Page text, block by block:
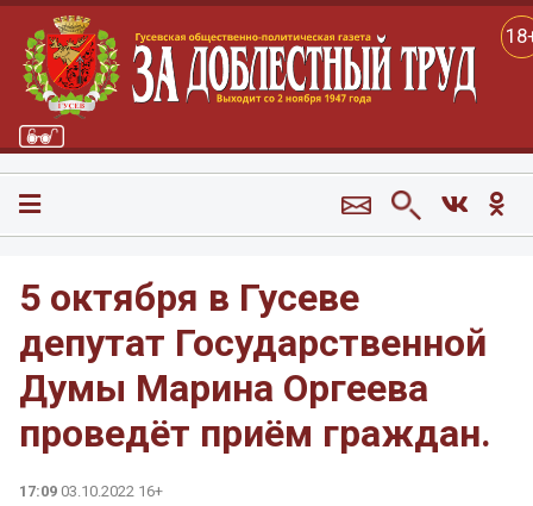
5 октября в Гусеве
депутат Государственной
Думы Марина Оргеева
проведёт приём граждан.
17:09 03.10.2022 16+